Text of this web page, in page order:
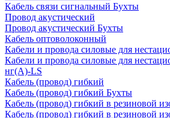
Кабель связи сигнальный Бухты
Провод акустический
Провод акустический Бухты
Кабель оптоволоконный
Кабели и провода силовые для
Кабели и провода силовые для
нг(А)-LS
Кабель (провод) гибкий
Кабель (провод) гибкий Бухты
Кабель (провод) гибкий в резиновой
Кабель (провод) гибкий в резиновой